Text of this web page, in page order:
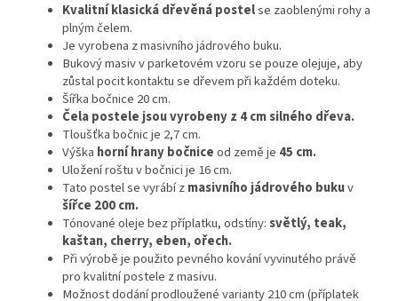
Kvalitní klasická dřevěná postelse zaoblenými rohy a
plným čelem.
Je vyrobena z masivního jádrového buku.
Bukový masiv v parketovém vzoru se pouze olejuje, aby
zůstal pocit kontaktu se dřevem při každém doteku.
Šířka bočnice 20 cm.
Čela postele jsou vyrobeny z 4 cm silného dřeva.
Tloušťka bočnic je 2,7 cm.
Výška horní hrany bočniceod země je 45 cm.
Uložení roštu v bočnici je 16 cm.
Tato postel se vyrábí zmasivního jádrového bukuv
šířce 200 cm.
Tónované oleje bez příplatku, odstíny:světlý, teak,
kaštan, cherry, eben, ořech.
Při výrobě je použito pevného kování vyvinutého právě
pro kvalitní postele z masivu.
Možnost dodání prodloužené varianty 210 cm (příplatek